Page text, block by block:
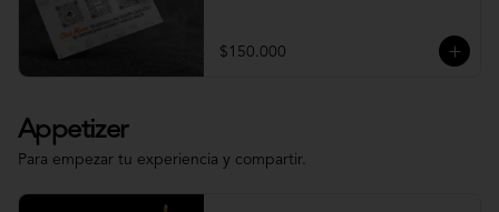
$150.000
Appetizer
Para empezar tu experiencia y compartir.